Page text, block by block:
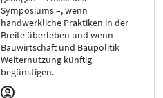
Symposiums –, wenn
handwerkliche Praktiken in der
Breite überleben und wenn
Bauwirtschaft und Baupolitik
Weiternutzung künftig
begünstigen.